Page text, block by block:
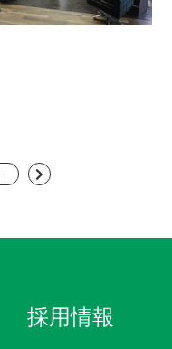
採用情報